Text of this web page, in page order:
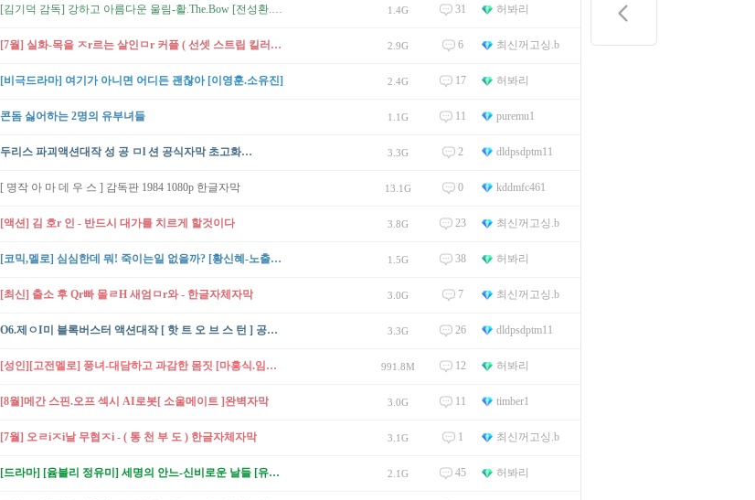
[김기덕 감독] 강하고 아름다운 울림-활.The.Bow [전성환.한여름] 1.4G 31 허봐리
[7월] 실화-목을 ㅈr르는 살인ㅁr 커플 ( 선셋 스트립 킬러 ) 한글자체자막 2.9G 6 최신꺼고싱.b
[비극드라마] 여기가 아니면 어디든 괜찮아 [이영훈.소유진] 2.4G 17 허봐리
콘돔 싫어하는 2명의 유부녀들 1.1G 11 puremu1
N 이두리스 파괴액션대작 성 공 ㅁl 션 공식자막 초고화질 BluRay5.1 3.3G 2 dldpsdptm11
[ 명작 아 마 데 우 스 ] 감독판 1984 1080p 한글자막 13.1G 0 kddmfc461
[액션] 김 호r 인 - 반드시 대가를 치르게 할것이다 3.8G 23 최신꺼고싱.b
[코믹,멜로] 심심한데 뭐! 죽이는일 없을까? [황신혜-노출작] 1.5G 38 허봐리
[최신] 출소 후 Qr빠 몰ㄹH 새엄ㅁr와 - 한글자체자막 3.0G 7 최신꺼고싱.b
O6.제ㅇI미 블록버스터 액션대작 [ 핫 트 오 브 스 턴 ] 공식자막 초고화질 FHD 5.1 3.3G 26 dldpsdptm11
[성인][고전멜로] 풍녀-대담하고 과감한 몸짓 [마흥식.임지연.오혜림] 991.8M 12 허봐리
[8월]메간 스핀.오프 섹시 AI로봇[ 소울메이트 ]완벽자막 3.0G 11 timber1
[7월] 오ㄹiㅈi날 무협ㅈi - ( 통 천 부 도 ) 한글자체자막 3.1G 1 최신꺼고싱.b
[드라마] [윰블리 정유미] 세명의 안느-신비로운 날들 [유준상.정유미.문성근] 2.1G 45 허봐리